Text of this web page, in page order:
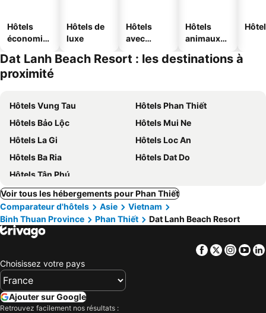
Hôtels
économiq
Hôtels de
luxe
Hôtels
avec
Hôtels
animaux
Dat Lanh Beach Resort : les destinations à
proximité
Hôtels Vung Tau
Hôtels Phan Thiết
Hôtels Bảo Lộc
Hôtels Mui Ne
Hôtels La Gi
Hôtels Loc An
Hôtels Ba Ria
Hôtels Dat Do
Hôtels Tân Phú
Voir tous les hébergements pour Phan Thiết
Comparateur d'hôtels
Asie
Vietnam
Binh Thuan Province
Phan Thiết Dat Lanh Beach Resort
Facebook
Twitter
Choisissez votre pays
Ajouter sur Google
Retrouvez facilement nos résultats :